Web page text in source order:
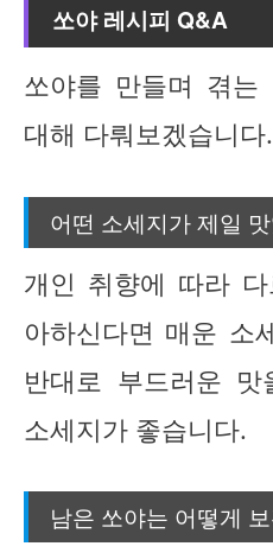
쏘야 레시피 Q&A
쏘야를 만들며 겪는
대해 다뤄보겠습니다.
어떤 소세지가 제일
개인 취향에 따라
아하신다면 매운 소
반대로 부드러운
소세지가 좋습니다.
남은 쏘야는 어떻게